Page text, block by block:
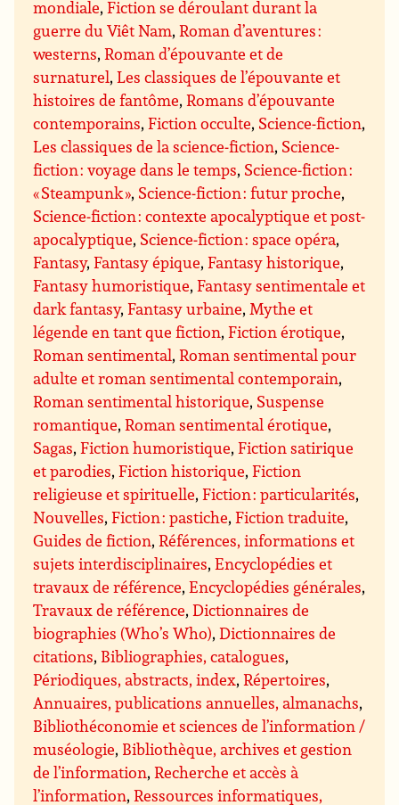
mondiale,Fiction se déroulant durant la
guerre du Viêt Nam,Roman d’aventures :
westerns,Roman d’épouvante et de
surnaturel,Les classiques de l’épouvante et
histoires de fantôme,Romans d’épouvante
contemporains,Fiction occulte, Science-fiction,
Les classiques de la science-fiction, Science-
fiction : voyage dans le temps, Science-fiction :
« Steampunk », Science-fiction : futur proche,
Science-fiction : contexte apocalyptique et post-
apocalyptique, Science-fiction : space opéra,
Fantasy,Fantasy épique,Fantasy historique,
Fantasy humoristique,Fantasy sentimentale et
dark fantasy,Fantasy urbaine,Mythe et
légende en tant que fiction,Fiction érotique,
Roman sentimental,Roman sentimental pour
adulte et roman sentimental contemporain,
Roman sentimental historique, Suspense
romantique,Roman sentimental érotique,
Sagas,Fiction humoristique,Fiction satirique
et parodies,Fiction historique,Fiction
religieuse et spirituelle,Fiction : particularités,
Nouvelles,Fiction : pastiche,Fiction traduite,
Guides de fiction,Références, informations et
sujets interdisciplinaires,Encyclopédies et
travaux de référence,Encyclopédies générales,
Travaux de référence,Dictionnaires de
biographies (Who’s Who),Dictionnaires de
citations, Bibliographies, catalogues,
Périodiques, abstracts, index,Répertoires,
Annuaires, publications annuelles, almanachs,
Bibliothéconomie et sciences de l’information /
muséologie, Bibliothèque, archives et gestion
de l’information,Recherche et accès à
l’information,Ressources informatiques,